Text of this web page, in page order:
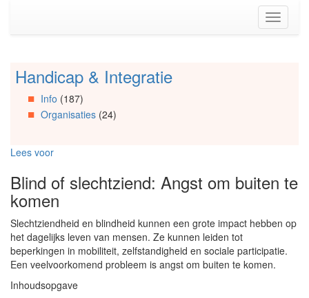
(Accesskey
Toggle
Spring
Artikels
Spring
Spring
Organisaties
Spring
Social
media
Handicap & Integratie
Info (187)
Organisaties(24)
Lees voor
Blind of slechtziend: Angst om buiten te
komen
Slechtziendheid en blindheid kunnen een grote impact hebben op
het dagelijks leven van mensen. Ze kunnen leiden tot
beperkingen in mobiliteit, zelfstandigheid en sociale participatie.
Een veelvoorkomend probleem is angst om buiten te komen.
Inhoudsopgave